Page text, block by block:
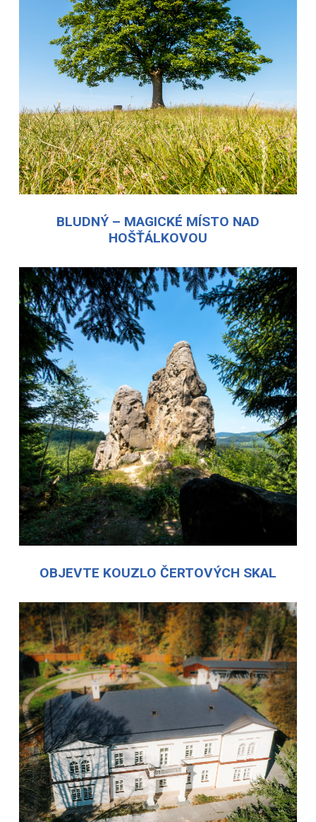
BLUDNÝ – MAGICKÉ MÍSTO NAD
HOŠŤÁLKOVOU
OBJEVTE KOUZLO ČERTOVÝCH SKAL